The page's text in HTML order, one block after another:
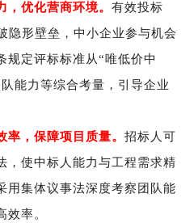
优化营商环境。 有效投标
隐形壁垒，中小企业参与机会
规定评标标准从“唯低价中
能力等综合考量，引导企业
，保障项目质量。 招标人可
，使中标人能力与工程需求精
用集体议事法深度考察团队能
效率。